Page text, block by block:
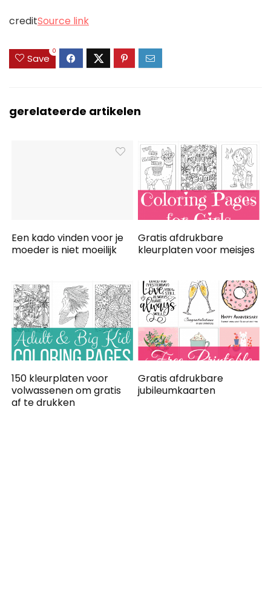
creditSource link
Save
0
gerelateerde artikelen
Een kado vinden voor je
moeder is niet moeilijk
Gratis afdrukbare
kleurplaten voor meisjes
150 kleurplaten voor
volwassenen om gratis
af te drukken
Gratis afdrukbare
jubileumkaarten